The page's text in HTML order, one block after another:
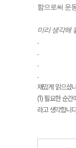
함으로써 운
미리 생각해
.
.
.
.
재밌게 읽으셨
(1) 필요한 순
라고 생각합니